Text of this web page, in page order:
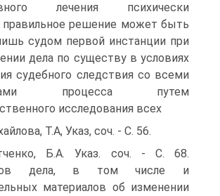
лечения психически
правильное решение может быть
судом первой инстанции при
дела по существу в условиях
судебного следствия со всеми
процесса путем
исследования всех
Т.А, Указ, соч. - С. 56.
Б.А. Указ. соч. - С. 68.
дела, в том числе и
материалов об изменении